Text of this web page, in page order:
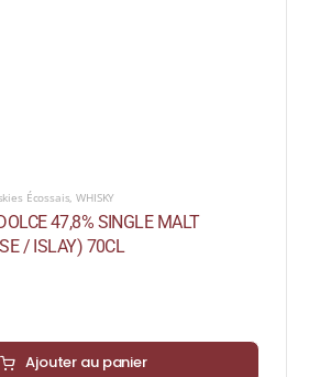
Écossais,WHISKY
47,8% SINGLE MALT
/ ISLAY) 70CL
Ajouter au panier